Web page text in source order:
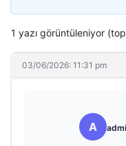
1 yazı görüntüleniyor
03/06/2026: 11:31 pm
A